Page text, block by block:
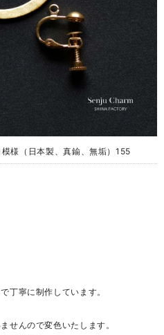
様（日本製、真鍮、無垢）155
丁寧に制作しています。
せんので変色いたします。